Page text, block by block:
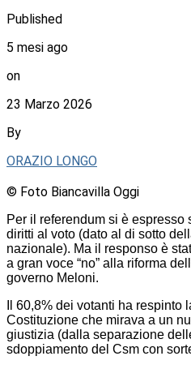
Published
5 mesi ago
on
23 Marzo 2026
By
ORAZIO LONGO
© Foto Biancavilla Oggi
Per il referendum si è
diritti al voto (dato al di sotto
nazionale). Ma il responso è
a gran voce “no” alla riforma
governo Meloni.
Il 60,8% dei votanti ha
Costituzione che mirava a un
giustizia (dalla separazione
sdoppiamento del Csm con